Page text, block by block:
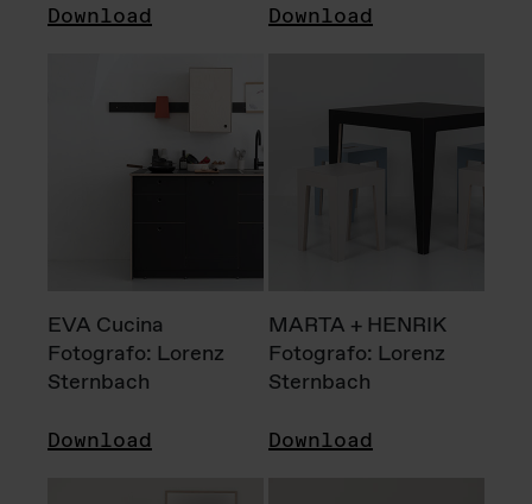
Download Download
EVA Cucina
Fotografo: Lorenz
Sternbach
Download
MARTA + HENRIK
Fotografo: Lorenz
Sternbach
Download